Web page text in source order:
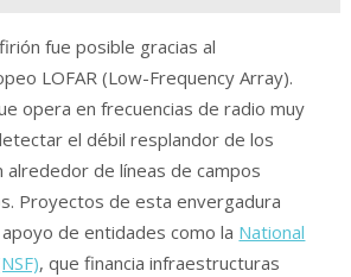
fue posible gracias al
LOFAR (Low-Frequency Array).
opera en frecuencias de radio muy
el débil resplandor de los
de líneas de campos
Proyectos de esta envergadura
de entidades como la National
, que financia infraestructuras